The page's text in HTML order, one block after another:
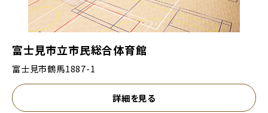
富士見市立市民総合体育館
富士見市鶴馬1887-1
詳細を見る